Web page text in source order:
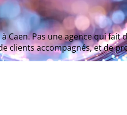
Caen. Pas une agence qui
clients accompagnés, et de